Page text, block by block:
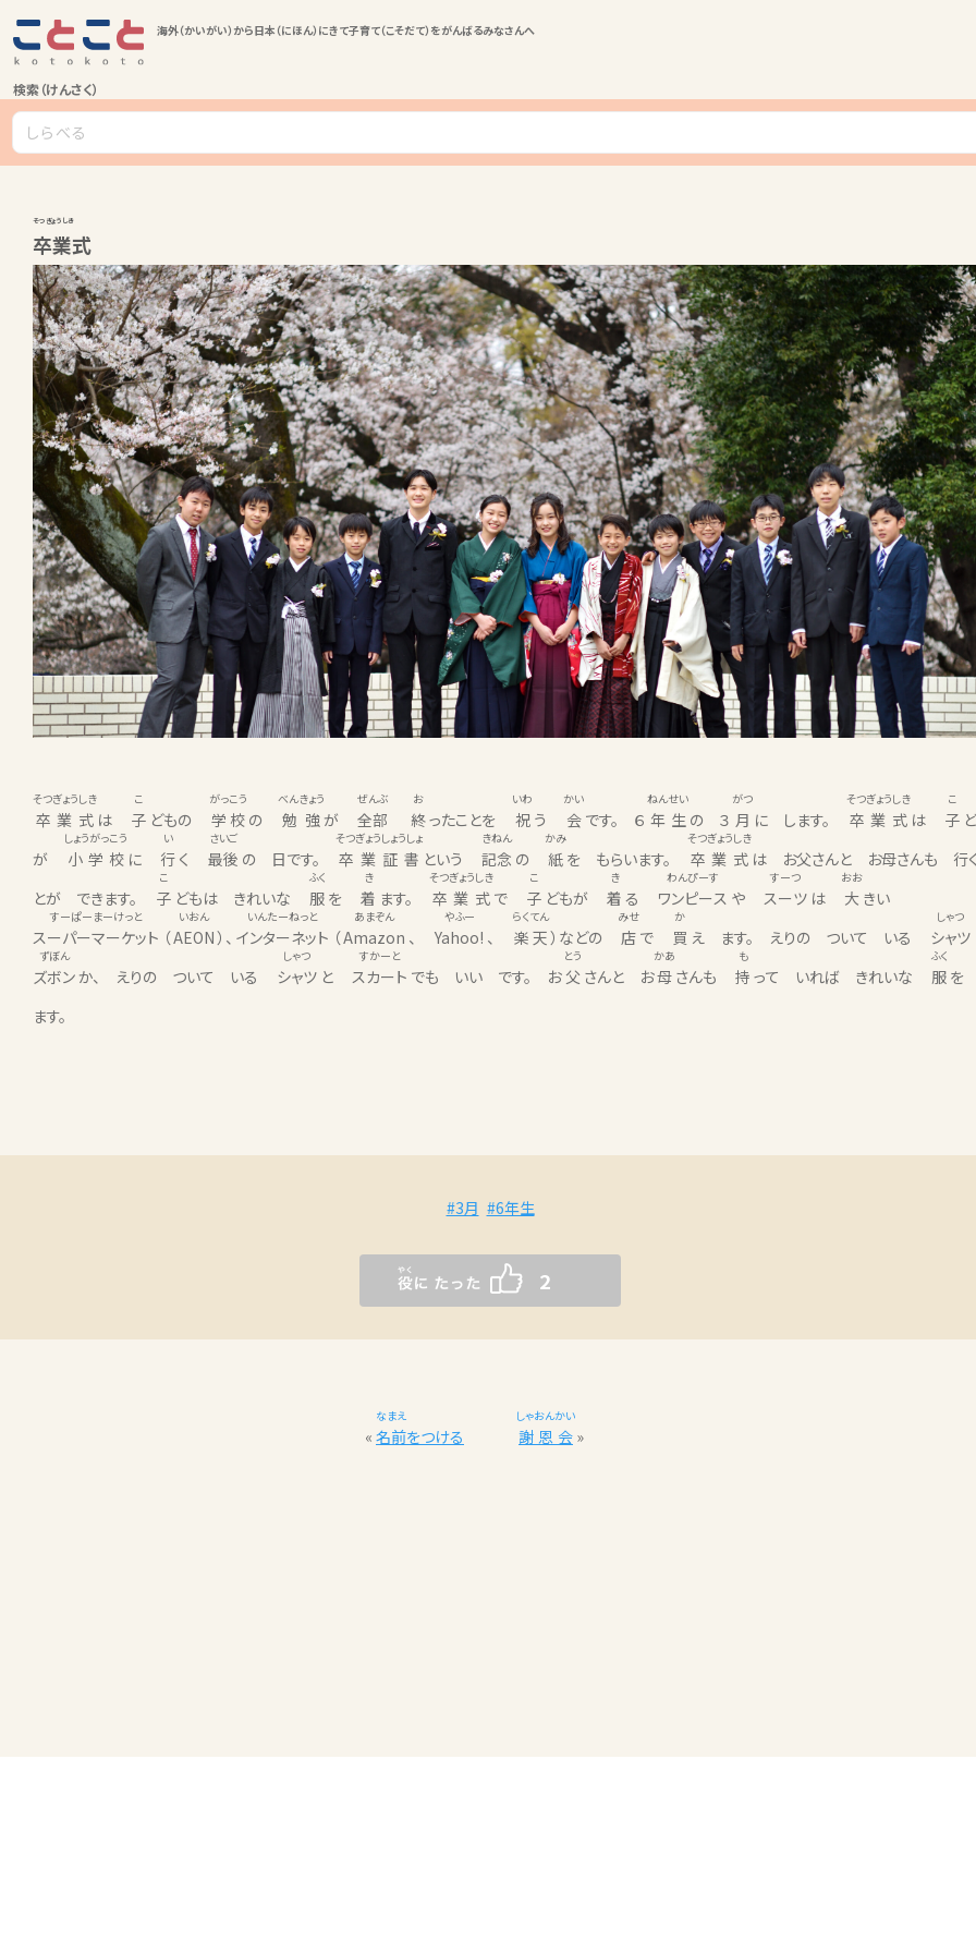
海外（かいがい）から日本（にほん）にきて子育て（こそだて）をがんばるみなさんへ
検索（けんさく）
卒業式
そつぎょうしき
卒業式
そつぎょうしき
は 子
こ
どもの 学校
がっこう
の 勉強
べんきょう
が 全部
ぜんぶ
終
お
ったことを 祝
いわ
う 会
かい
です。 ６ 年生
ねんせい
の ３ 月
がつ
に します。 卒業式
そつぎょうしき
は 子
こ
が 小学校
しょうがっこう
に 行
い
く 最後
さいご
の 日です。 卒業証書
そつぎょうしょうしょ
という 記念
きねん
の 紙
かみ
を もらいます。 卒業式
そつぎょうしき
とが できます。 子
こ
どもは きれいな 服
ふく
を 着
き
ます。 卒業式
そつぎょうしき
で 子
こ
どもが 着
き
る ワンピース
わんぴーす
や スーツ
すーつ
は 大
おお
きい
スーパーマーケット
すーぱーまーけっと
（AEON
いおん
）、 インターネット
いんたーねっと
（Amazon
あまぞん
、 Yahoo!
やふー
、 楽天
らくてん
）などの 店
みせ
で 買
か
え ます。 えりの ついて いる シャツ
しゃつ
ズボン
ずぼん
か、 えりの ついて いる シャツ
しゃつ
と スカート
すかーと
でも いい です。 お 父
とう
さんと お母
かあ
さんも 持
も
って いれば きれいな 服
ふく
ます。
#3月 #6年生
2
« 名前
なまえ
をつける 謝恩会
しゃおんかい
»